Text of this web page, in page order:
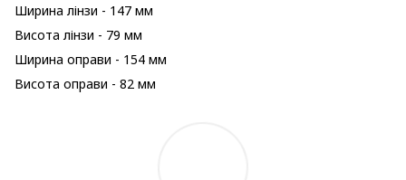
Ширина лінзи - 147 мм
Висота лінзи - 79 мм
Ширина оправи - 154 мм
Висота оправи - 82 мм